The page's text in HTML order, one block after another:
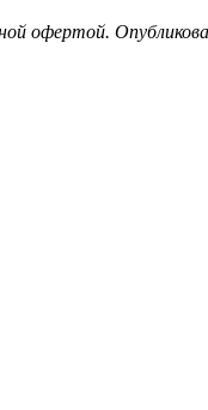
офертой.